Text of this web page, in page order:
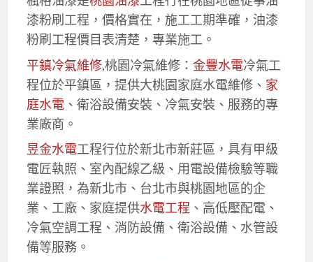
漆粉刷工程，價格實在，施工工期準確，油漆
粉刷工程價目表清楚，專業施工。
平鎮冷氣維修,桃園冷氣維修： 金豐水電冷氣工
程位於平鎮區，提供大桃園家庭水電維修、 家
庭水電、衛浴設備安裝、冷氣安裝、服務的專
業廠商。
昱金水電工程行位於新北市新莊區，具有甲級
電匠執照、室內配線乙級、用電設備檢驗等職
業證照，為新北市、台北市與桃園地區的企
業、工廠、家庭提供水電工程 、高低壓配電、
冷氣空調工程、消防設備、衛浴設備、水管設
備等服務。